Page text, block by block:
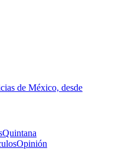
de México, desde
Quintana
Opinión